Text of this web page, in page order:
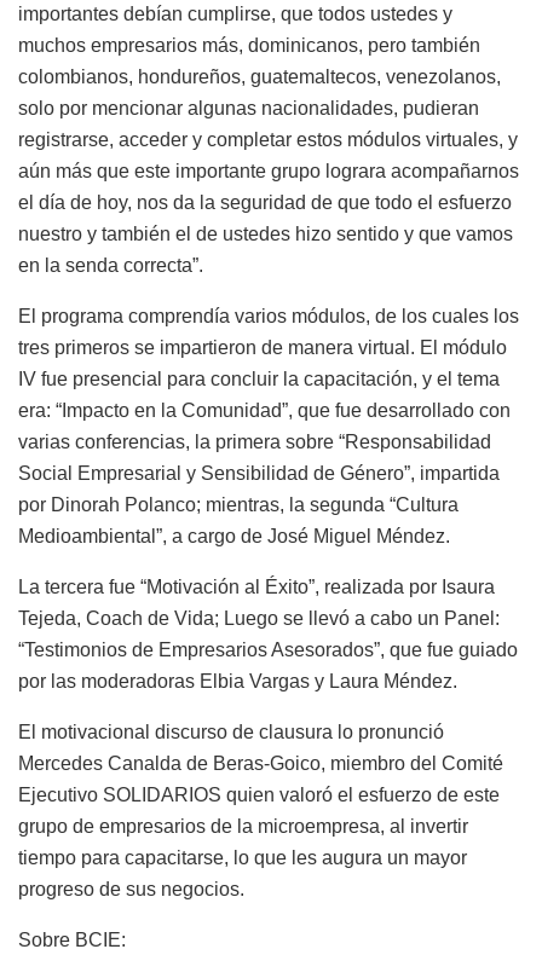
importantes debían cumplirse, que todos ustedes y
muchos empresarios más, dominicanos, pero también
colombianos, hondureños, guatemaltecos, venezolanos,
solo por mencionar algunas nacionalidades, pudieran
registrarse, acceder y completar estos módulos virtuales, y
aún más que este importante grupo lograra acompañarnos
el día de hoy, nos da la seguridad de que todo el esfuerzo
nuestro y también el de ustedes hizo sentido y que vamos
en la senda correcta”.
El programa comprendía varios módulos, de los cuales los
tres primeros se impartieron de manera virtual. El módulo
IV fue presencial para concluir la capacitación, y el tema
era: “Impacto en la Comunidad”, que fue desarrollado con
varias conferencias, la primera sobre “Responsabilidad
Social Empresarial y Sensibilidad de Género”, impartida
por Dinorah Polanco; mientras, la segunda “Cultura
Medioambiental”, a cargo de José Miguel Méndez.
La tercera fue “Motivación al Éxito”, realizada por Isaura
Tejeda, Coach de Vida; Luego se llevó a cabo un Panel:
“Testimonios de Empresarios Asesorados”, que fue guiado
por las moderadoras Elbia Vargas y Laura Méndez.
El motivacional discurso de clausura lo pronunció
Mercedes Canalda de Beras-Goico, miembro del Comité
Ejecutivo SOLIDARIOS quien valoró el esfuerzo de este
grupo de empresarios de la microempresa, al invertir
tiempo para capacitarse, lo que les augura un mayor
progreso de sus negocios.
Sobre BCIE: